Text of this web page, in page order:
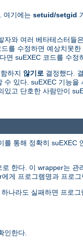
여기에는 setuid/setgid
자와 여러 베타테스터들
를 수정하면 예상치못
면 suEXEC 코드를 수정
하지 않기로 결정했다.
있다. suEXEC 기능
고 단호한 사람만이
통해 정확히
한다. 이 wrapper는
게 프로그램명과 프로
나라도 실패하면 프로
인한다.